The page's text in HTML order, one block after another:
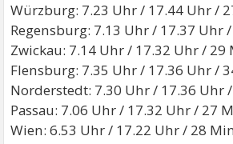
Würzburg: 7.23 Uhr / 17.44 Uhr /
Regensburg: 7.13 Uhr / 17.37 Uhr
Zwickau: 7.14 Uhr / 17.32 Uhr / 29
Flensburg: 7.35 Uhr / 17.36 Uhr /
Norderstedt: 7.30 Uhr / 17.36 Uhr
Passau: 7.06 Uhr / 17.32 Uhr / 27
Wien: 6.53 Uhr / 17.22 Uhr / 28